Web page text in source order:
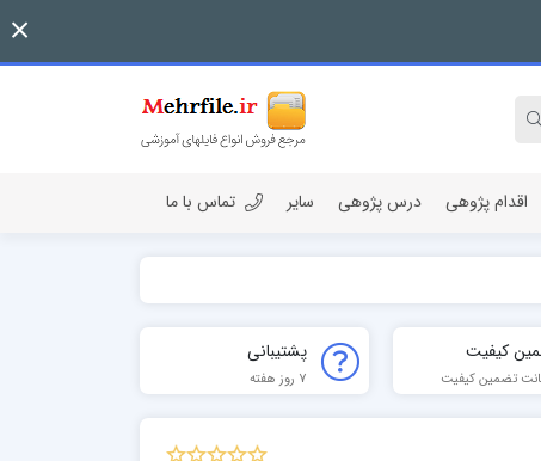
اقدام پژوهی درس پژوهی سایر تماس با ما
کیفیت
تضمین کیفیت
پشتیبانی
7 روز هفته